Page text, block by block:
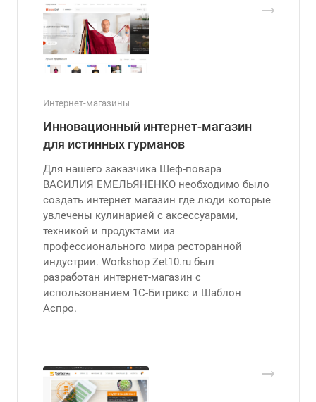
Интернет-магазины
Инновационный интернет-магазин
для истинных гурманов
Для нашего заказчика Шеф-повара
ВАСИЛИЯ ЕМЕЛЬЯНЕНКО необходимо было
создать интернет магазин где люди которые
увлечены кулинарией с аксессуарами,
техникой и продуктами из
профессионального мира ресторанной
индустрии. Workshop Zet10.ru был
разработан интернет-магазин с
использованием 1С-Битрикс и Шаблон
Аспро.